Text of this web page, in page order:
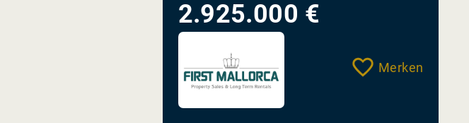
2.925.000 €
Merken